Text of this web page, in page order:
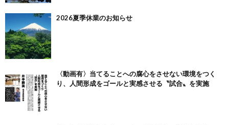
2026夏季休業のお知らせ
〈動画有〉当てることへの腐心をさせない環境をつく
り、人間形成をゴールと実感させる〝試合〟を実施